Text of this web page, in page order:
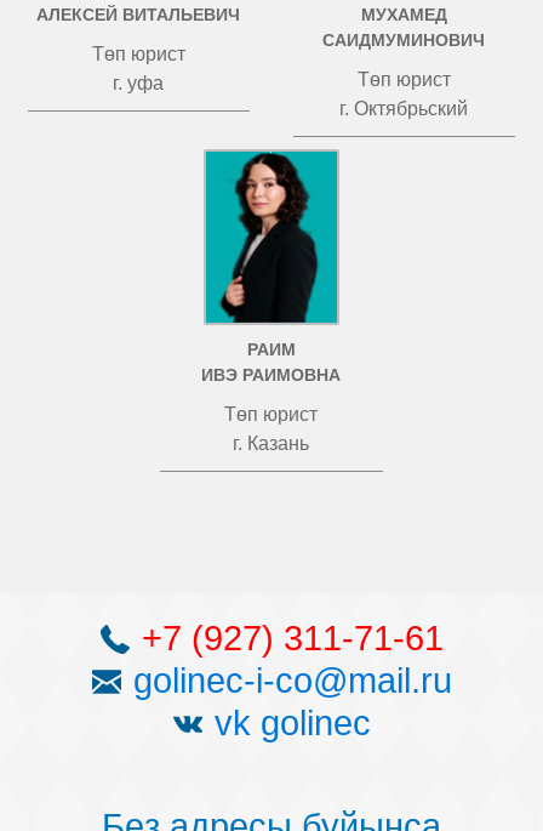
АЛЕКСЕЙ ВИТАЛЬЕВИЧ
Төп юрист
г. уфа
МУХАМЕД
САИДМУМИНОВИЧ
Төп юрист
г. Октябрьский
РАИМ
ИВЭ РАИМОВНА
Төп юрист
г. Казань
+7 (927) 311-71-61
golinec-i-co@mail.ru
vk golinec